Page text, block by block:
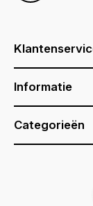
Informatie
Categorieën